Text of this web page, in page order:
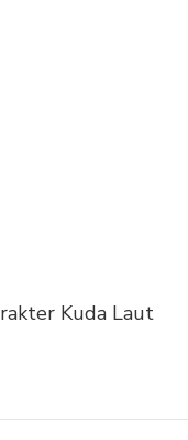
Kuda Laut